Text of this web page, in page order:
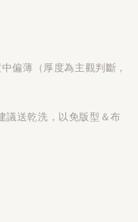
偏薄（厚度為主觀判斷，
議送乾洗，以免版型＆布